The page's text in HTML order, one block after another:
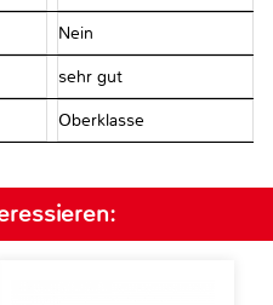
Nein
sehr gut
Oberklasse